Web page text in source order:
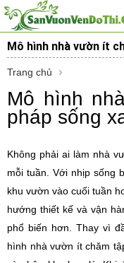
Mô hình nhà vườn ít
Trang chủ
Mô hình
pháp sống
Không phải ai làm nhà
mỗi tuần. Với nhịp sống
khu vườn vào cuối tuần
hướng thiết kế và vận
phổ biến hơn. Thay vì
hình nhà vườn ít chăm